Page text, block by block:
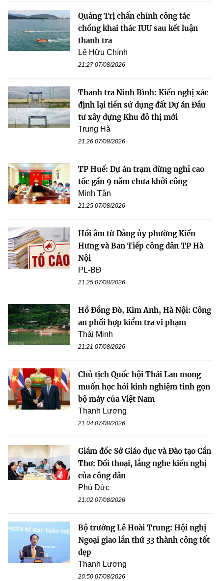
Quảng Trị chấn chỉnh công tác
chống khai thác IUU sau kết luận
thanh tra
Lê Hữu Chính
21:27 07/08/2026
Thanh tra Ninh Bình: Kiến nghị xác
định lại tiền sử dụng đất Dự án Đầu
tư xây dựng Khu đô thị mới
Trung Hà
21:26 07/08/2026
TP Huế: Dự án trạm dừng nghỉ cao
tốc gần 9 năm chưa khởi công
Minh Tân
21:25 07/08/2026
Hồi âm từ Đảng ủy phường Kiến
Hưng và Ban Tiếp công dân TP Hà
Nội
PL-BĐ
21:25 07/08/2026
Hồ Đồng Đò, Kim Anh, Hà Nội: Công
an phối hợp kiểm tra vi phạm
Thái Minh
21:21 07/08/2026
Chủ tịch Quốc hội Thái Lan mong
muốn học hỏi kinh nghiệm tinh gọn
bộ máy của Việt Nam
Thanh Lương
21:04 07/08/2026
Giám đốc Sở Giáo dục và Đào tạo Cần
Thơ: Đối thoại, lắng nghe kiến nghị
của công dân
Phú Đức
21:02 07/08/2026
Bộ trưởng Lê Hoài Trung: Hội nghị
Ngoại giao lần thứ 33 thành công tốt
đẹp
Thanh Lương
20:50 07/08/2026